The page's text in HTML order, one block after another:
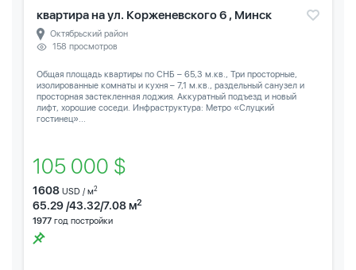
квартира на ул. Корженевского 6 , Минск
Октябрьский район
158 просмотров
Общая площадь квартиры по СНБ – 65,3 м.кв., Три просторные,
изолированные комнаты и кухня – 7,1 м.кв., раздельный санузел и
просторная застекленная лоджия. Аккуратный подъезд и новый
лифт, хорошие соседи. Инфраструктура: Метро «Слуцкий
гостинец»...
105 000 $
1608 USD / м2
65.29 /43.32/7.08 м2
1977 год постройки